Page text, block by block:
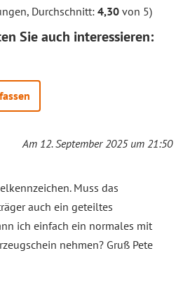
Durchschnitt: 4,30 von 5)
Sie auch interessieren:
Am 12. September 2025 um 21:50
Muss das
auch ein geteiltes
ich einfach ein normales mit
nehmen? Gruß Pete